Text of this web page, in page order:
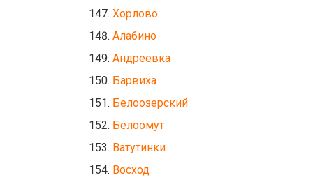
Хорлово
Алабино
Андреевка
Барвиха
Белоозерский
Белоомут
Ватутинки
Восход